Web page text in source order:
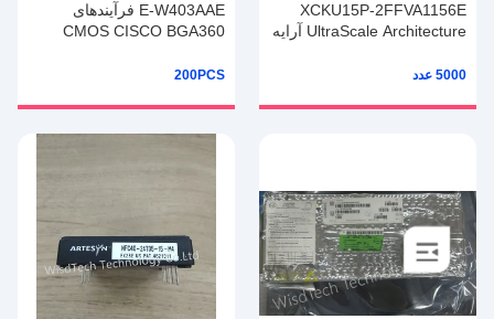
XCKU15P-2FFVA1156E
UltraScale Architecture آرایه
FPGA
5000 عدد
E-W403AAE فرآیندهای
CMOS CISCO BGA360
200PCS